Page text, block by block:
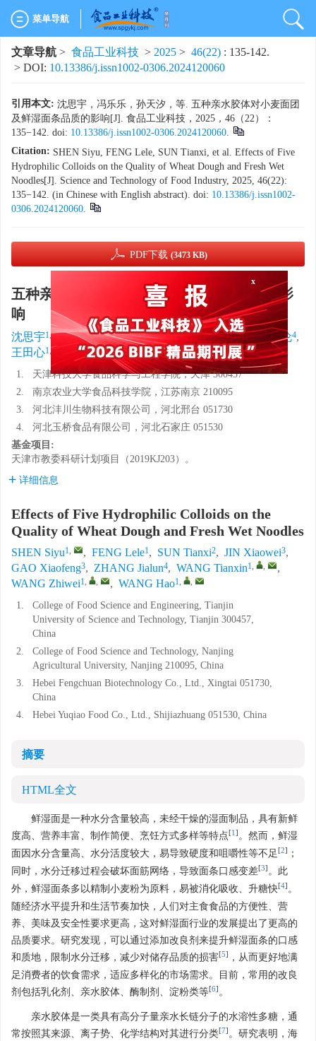
菜单导航
文章导航 > 食品工业科技 > 2025 > 46(22) : 135-142.
> DOI: 10.13386/j.issn1002-0306.2024120060
引用本文: 沈思宇，冯乐乐，孙天汐，等. 五种亲水胶体对小麦面团
及鲜湿面条品质的影响[J]. 食品工业科技，2025，46（22）：
135−142. doi: 10.13386/j.issn1002-0306.2024120060.
Citation: SHEN Siyu, FENG Lele, SUN Tianxi, et al. Effects of Five
Hydrophilic Colloids on the Quality of Wheat Dough and Fresh Wet
Noodles[J]. Science and Technology of Food Industry, 2025, 46(22):
135−142. (in Chinese with English abstract). doi: 10.13386/j.issn1002-
0306.2024120060.
PDF下载 (3473 KB)
五种亲水胶体对小麦面团及鲜湿面条品质的影
响
沈思宇1, , 冯乐乐1, 孙天汐2, 靳晓伟3, 高晓峰3, 张佳伦4,
王田心1, , 王志伟1, , , 王浩1, ,
1.
天津科技大学食品科学与工程学院，天津 300457
2.
南京农业大学食品科技学院，江苏南京 210095
3.
河北沣川生物科技有限公司，河北邢台 051730
4.
河北玉桥食品有限公司，河北石家庄 051530
基金项目:
天津市教委科研计划项目（2019KJ203）。
详细信息
Effects of Five Hydrophilic Colloids on the
Quality of Wheat Dough and Fresh Wet Noodles
SHEN Siyu1, , FENG Lele1, SUN Tianxi2, JIN Xiaowei3,
GAO Xiaofeng3, ZHANG Jialun4, WANG Tianxin1, ,
,
WANG Zhiwei1, , , WANG Hao1, ,
1.
College of Food Science and Engineering, Tianjin
University of Science and Technology, Tianjin 300457,
China
2.
College of Food Science and Technology, Nanjing
Agricultural University, Nanjing 210095, China
3.
Hebei Fengchuan Biotechnology Co., Ltd., Xingtai 051730,
China
4.
Hebei Yuqiao Food Co., Ltd., Shijiazhuang 051530, China
摘要
HTML全文
鲜湿面是一种水分含量较高，未经干燥的湿面制品，具有新鲜
度高、营养丰富、制作简便、烹饪方式多样等特点[1 ] 。然而，鲜湿
面因水分含量高、水分活度较大，易导致硬度和咀嚼性等不足 [2]
；
同时，水分迁移过程会破坏面筋网络，导致面条口感变差[3] 。此
外，鲜湿面条多以精制小麦粉为原料，易被消化吸收、升糖快[4] 。
随经济水平提升和生活节奏加快，人们对主食食品的方便性、营
养、美味及安全性要求更高，这对鲜湿面行业的发展提出了更高的
品质要求。研究发现，可以通过添加改良剂来提升鲜湿面条的口感
和质地，限制水分迁移，减少对储存品质的损害[5]
，从而更好地满
足消费者的饮食需求，适应多样化的市场需求。目前，常用的改良
剂包括乳化剂、亲水胶体、酶制剂、淀粉类等[6] 。
亲水胶体是一类具有高分子量亲水长链分子的水溶性多糖，通
常按照其来源、离子势、化学结构对其进行分类[7] 。研究表明，海
x